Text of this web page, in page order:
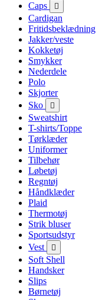
Caps

Cardigan
Fritidsbeklædning
Jakker/veste
Kokketøj
Smykker
Nederdele
Polo
Skjorter
Sko

Sweatshirt
T-shirts/Toppe
Tørklæder
Uniformer
Tilbehør
Løbetøj
Regntøj
Håndklæder
Plaid
Thermotøj
Strik bluser
Sportsudstyr
Vest

Soft Shell
Handsker
Slips
Børnetøj